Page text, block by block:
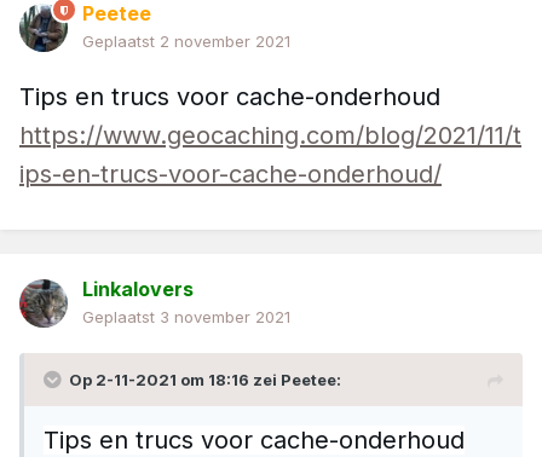
Peetee
Geplaatst 2 november 2021
Tips en trucs voor cache-onderhoud
https://www.geocaching.com/blog/2021/11/t
ips-en-trucs-voor-cache-onderhoud/
Linkalovers
Geplaatst 3 november 2021
Op 2-11-2021 om 18:16 zei Peetee:
Tips en trucs voor cache-onderhoud